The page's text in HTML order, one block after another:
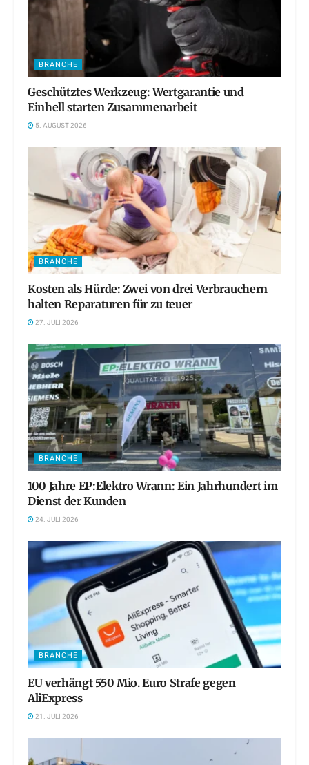
BRANCHE
Geschütztes Werkzeug: Wertgarantie und
Einhell starten Zusammenarbeit
5. AUGUST 2026
BRANCHE
Kosten als Hürde: Zwei von drei Verbrauchern
halten Reparaturen für zu teuer
27. JULI 2026
BRANCHE
100 Jahre EP:Elektro Wrann: Ein Jahrhundert im
Dienst der Kunden
24. JULI 2026
BRANCHE
EU verhängt 550 Mio. Euro Strafe gegen
AliExpress
21. JULI 2026